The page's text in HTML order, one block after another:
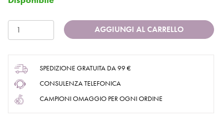
AGGIUNGI AL CARRELLO
SPEDIZIONE GRATUITA DA 99 €
CONSULENZA TELEFONICA
CAMPIONI OMAGGIO PER OGNI ORDINE